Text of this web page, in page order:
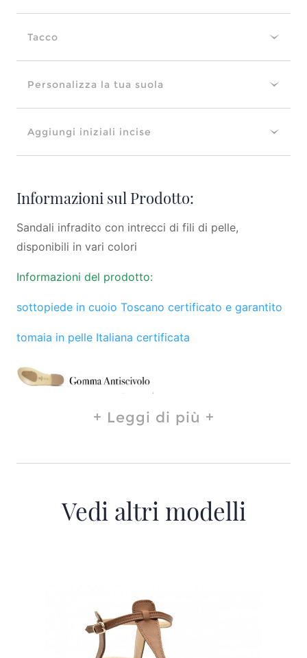
Tacco
Personalizza la tua suola
Aggiungi iniziali incise
Informazioni sul Prodotto:
Sandali infradito con intrecci di fili di pelle,
disponibili in vari colori
Informazioni del prodotto:
sottopiede in cuoio Toscano certificato e garantito
tomaia in pelle Italiana certificata
Leggi di più
Vedi altri modelli